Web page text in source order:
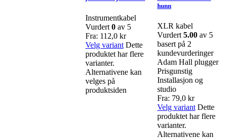
Instrumentkabel
Vurdert 0av 5
Fra: 112,0 kr
Velg variant Dette
produktet har flere
varianter.
Alternativene kan
velges på
produktsiden
hunn
XLR kabel
Vurdert 5.00av 5
basert på 2
kundevurderinger
Adam Hall plugger
Prisgunstig
Installasjon og
studio
Fra: 79,0 kr
Velg variant Dette
produktet har flere
varianter.
Alternativene kan